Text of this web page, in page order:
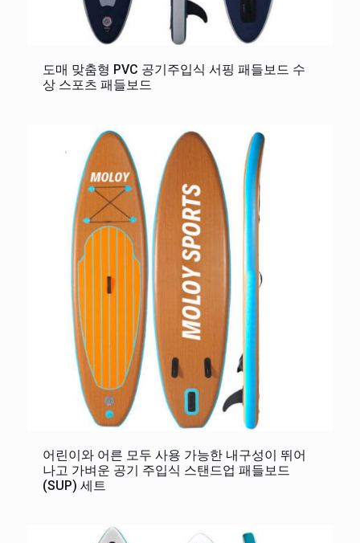
도매 맞춤형 PVC 공기주입식 서핑 패들보드 수
상 스포츠 패들보드
어린이와 어른 모두 사용 가능한 내구성이 뛰어
나고 가벼운 공기 주입식 스탠드업 패들보드
(SUP) 세트